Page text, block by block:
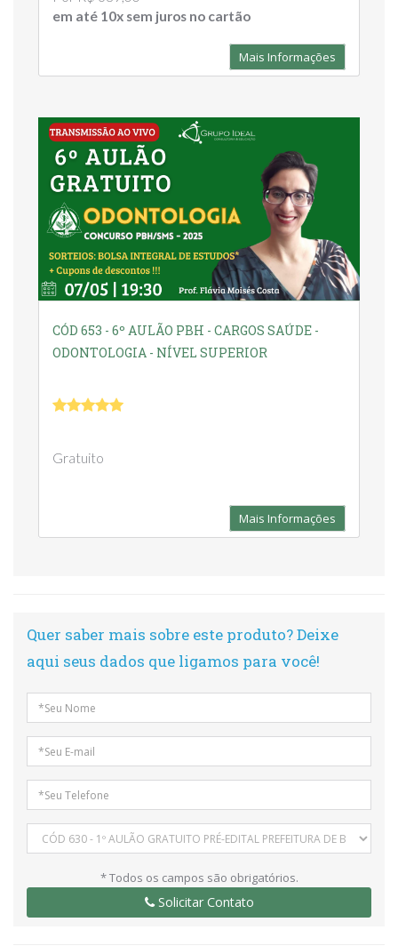
em até 10x sem juros no cartão
Mais Informações
CÓD 653 - 6º AULÃO PBH - CARGOS SAÚDE -
ODONTOLOGIA - NÍVEL SUPERIOR
Gratuito
Mais Informações
Quer saber mais sobre este produto? Deixe
aqui seus dados que ligamos para você!
* Todos os campos são obrigatórios.
Solicitar Contato